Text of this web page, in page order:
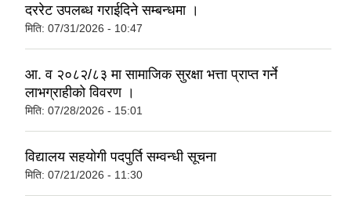
दररेट उपलब्ध गराईदिने सम्बन्धमा ।
मिति: 07/31/2026 - 10:47
आ. व २०८२/८३ मा सामाजिक सुरक्षा भत्ता प्राप्त गर्ने
लाभग्राहीको विवरण ।
मिति: 07/28/2026 - 15:01
विद्यालय सहयोगी पदपुर्ति सम्वन्धी सूचना
मिति: 07/21/2026 - 11:30